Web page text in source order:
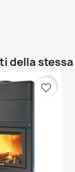
della
favorite_border